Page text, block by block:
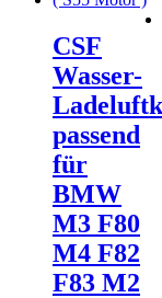
CSF
Wasser-
passend
für
BMW
M3 F80
M4 F82
F83 M2